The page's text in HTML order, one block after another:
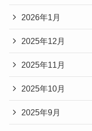
2026年1月
2025年12月
2025年11月
2025年10月
2025年9月